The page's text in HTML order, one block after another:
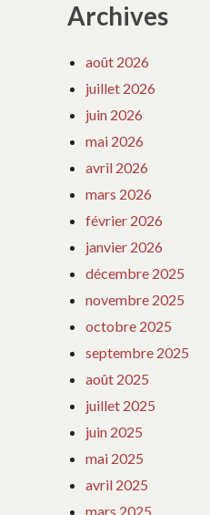
Archives
août 2026
juillet 2026
juin 2026
mai 2026
avril 2026
mars 2026
février 2026
janvier 2026
décembre 2025
novembre 2025
octobre 2025
septembre 2025
août 2025
juillet 2025
juin 2025
mai 2025
avril 2025
mars 2025